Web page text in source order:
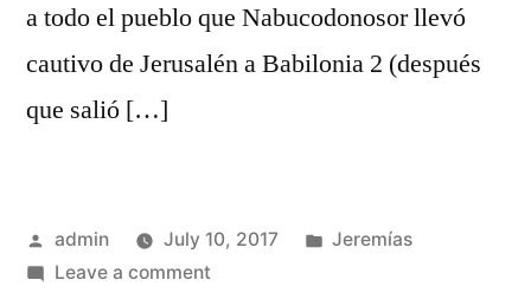
a todo el pueblo que Nabucodonosor llevó
cautivo de Jerusalén a Babilonia 2 (después
que salió […]
Posted
by
admin July 10, 2017
Posted
Jeremías
Leave a commenton